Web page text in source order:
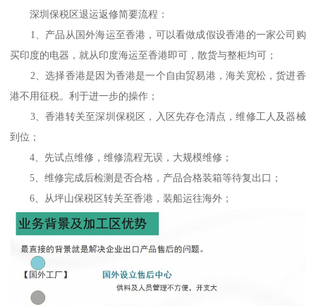
深圳保税区退运返修简要流程：
1、产品从国外海运至香港，可以看做成假设香港的一家公司购
买印度的电器，就从印度海运至香港即可，散货与整柜均可；
2、选择香港是因为香港是一个自由贸易港，海关宽松，货进香
港不用征税。利于进一步的操作；
3、香港转关至深圳保税区，入区先存仓清点，维修工人及器械
到位；
4、先试点维修，维修流程无误，大规模维修；
5、维修完成后检测是否合格，产品合格装箱等待复出口；
6、从坪山保税区转关至香港，装船运往海外；